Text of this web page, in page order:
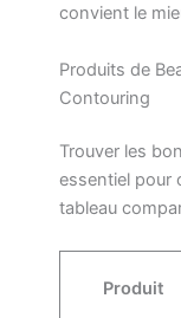
convient le
Produits de
Contouring
Trouver les
essentiel pour
tableau
Produit